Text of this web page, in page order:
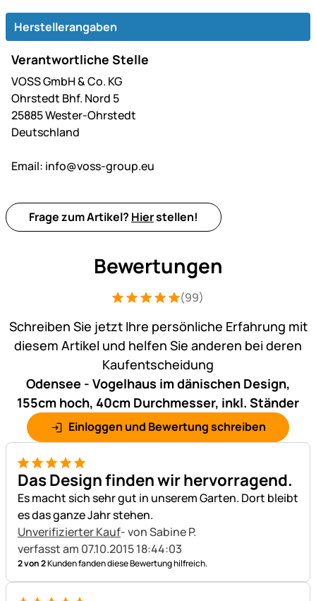
Herstellerangaben
Verantwortliche Stelle
VOSS GmbH & Co. KG
Ohrstedt Bhf. Nord 5
25885 Wester-Ohrstedt
Deutschland
Email: info@voss-group.eu
Frage zum Artikel? Hierstellen!
Bewertungen
Bewertung: 5 von 5 (99 Bewertungen)
99 Bewertungen
(99)
Schreiben Sie jetzt Ihre persönliche Erfahrung mit
diesem Artikel und helfen Sie anderen bei deren
Kaufentscheidung
Odensee - Vogelhaus im dänischen Design,
155cm hoch, 40cm Durchmesser, inkl. Ständer
Einloggen und Bewertung schreiben
5 von 5
Das Design finden wir hervorragend.
Es macht sich sehr gut in unserem Garten. Dort bleibt
es das ganze Jahr stehen.
Unverifizierter Kauf- von Sabine P.
verfasst am 07.10.2015 18:44:03
2 von 2Kunden fanden diese Bewertung hilfreich.